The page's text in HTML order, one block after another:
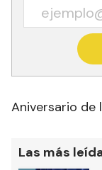
Aniversario de
Las más